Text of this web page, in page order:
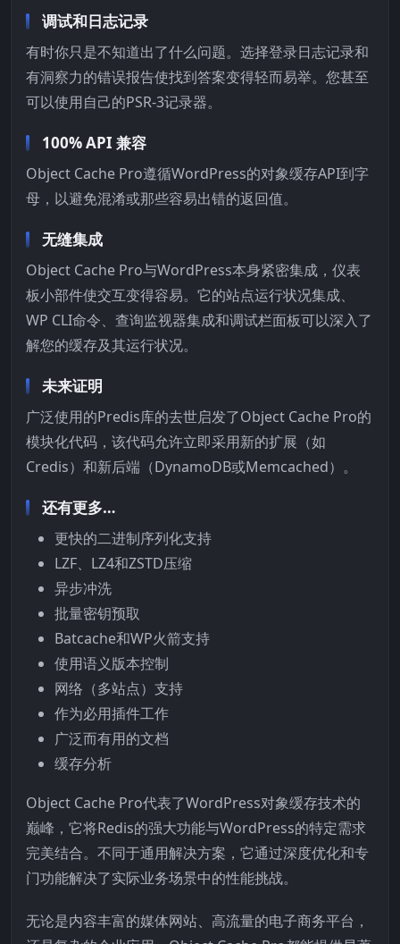
调试和日志记录
有时你只是不知道出了什么问题。选择登录日志记录和
有洞察力的错误报告使找到答案变得轻而易举。您甚至
可以使用自己的PSR-3记录器。
100% API 兼容
Object Cache Pro遵循WordPress的对象缓存API到字
母，以避免混淆或那些容易出错的返回值。
无缝集成
Object Cache Pro与WordPress本身紧密集成，仪表
板小部件使交互变得容易。它的站点运行状况集成、
WP CLI命令、查询监视器集成和调试栏面板可以深入了
解您的缓存及其运行状况。
未来证明
广泛使用的Predis库的去世启发了Object Cache Pro的
模块化代码，该代码允许立即采用新的扩展（如
Credis）和新后端（DynamoDB或Memcached）。
还有更多…
更快的二进制序列化支持
LZF、LZ4和ZSTD压缩
异步冲洗
批量密钥预取
Batcache和WP火箭支持
使用语义版本控制
网络（多站点）支持
作为必用插件工作
广泛而有用的文档
缓存分析
Object Cache Pro代表了WordPress对象缓存技术的
巅峰，它将Redis的强大功能与WordPress的特定需求
完美结合。不同于通用解决方案，它通过深度优化和专
门功能解决了实际业务场景中的性能挑战。
无论是内容丰富的媒体网站、高流量的电子商务平台，